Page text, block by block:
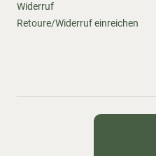
Widerruf
Retoure/Widerruf einreichen